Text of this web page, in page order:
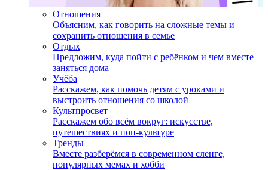
Отношения
Объясним, как говорить на сложные темы и
сохранить отношения в семье
Отдых
Предложим, куда пойти с ребёнком и чем вместе
заняться дома
Учёба
Расскажем, как помочь детям с уроками и
выстроить отношения со школой
Культпросвет
Расскажем обо всём вокруг: искусстве,
путешествиях и поп-культуре
Тренды
Вместе разберёмся в современном сленге,
популярных мемах и хобби